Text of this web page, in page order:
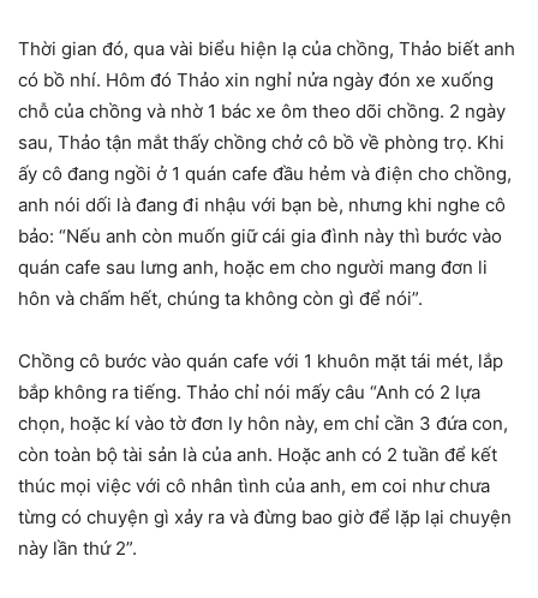
Thời gian đó, qua vài biểu hiện lạ của chồng, Thảo biết anh
có bồ nhí. Hôm đó Thảo xin nghỉ nửa ngày đón xe xuống
chỗ của chồng và nhờ 1 bác xe ôm theo dõi chồng. 2 ngày
sau, Thảo tận mắt thấy chồng chở cô bồ về phòng trọ. Khi
ấy cô đang ngồi ở 1 quán cafe đầu hẻm và điện cho chồng,
anh nói dối là đang đi nhậu với bạn bè, nhưng khi nghe cô
bảo: “Nếu anh còn muốn giữ cái gia đình này thì bước vào
quán cafe sau lưng anh, hoặc em cho người mang đơn li
hôn và chấm hết, chúng ta không còn gì để nói”.
Chồng cô bước vào quán cafe với 1 khuôn mặt tái mét, lắp
bắp không ra tiếng. Thảo chỉ nói mấy câu “Anh có 2 lựa
chọn, hoặc kí vào tờ đơn ly hôn này, em chỉ cần 3 đứa con,
còn toàn bộ tài sản là của anh. Hoặc anh có 2 tuần để kết
thúc mọi việc với cô nhân tình của anh, em coi như chưa
từng có chuyện gì xảy ra và đừng bao giờ để lặp lại chuyện
này lần thứ 2”.